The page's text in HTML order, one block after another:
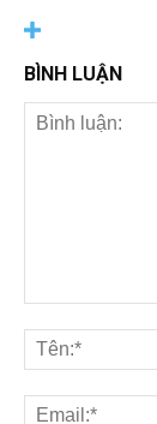
BÌNH LUẬN